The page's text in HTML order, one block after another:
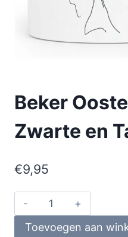
Beker
Zwarte en
€9,95
Toevoegen aan